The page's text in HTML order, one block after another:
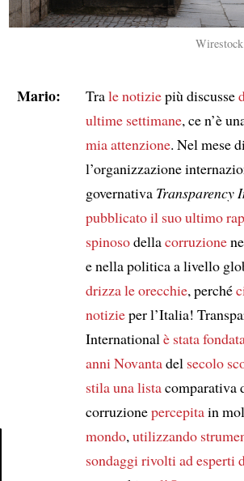
Mario: Trale notiziepiù discusse
ultime settimane, ce n’è
mia attenzione. Nel mese
l’organizzazione
governativa Transparency
pubblicatoil suo ultimo
spinosodellacorruzione
e nella politica a livello
drizza le orecchie, perché
notizieper l’Italia!
International è stata
anni Novantadel secolo
stila una listacomparativa
corruzionepercepitain
mondo, utilizzando
sondaggi rivolti ad esperti